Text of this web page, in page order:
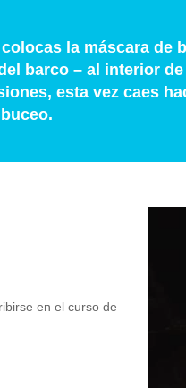
la máscara de
barco – al interior
esta vez caes
en el curso de